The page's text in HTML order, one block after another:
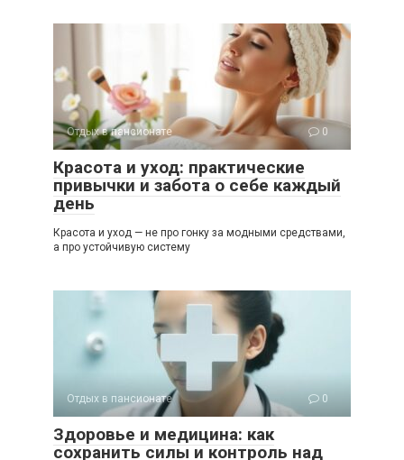
Отдых в пансионате 0
Красота и уход: практические
привычки и забота о себе каждый
день
Красота и уход — не про гонку за модными средствами,
а про устойчивую систему
Отдых в пансионате 0
Здоровье и медицина: как
сохранить силы и контроль над